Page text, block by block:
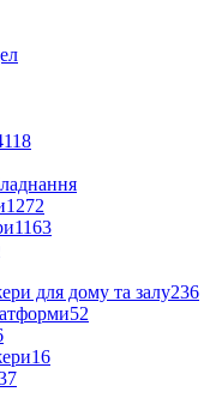
1272
1163
для дому та залу236
52
16